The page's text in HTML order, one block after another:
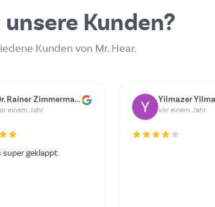
Kunden?
Kunden von Mr. Hear.
Berger
einem Jahr
war hervorragend
Günter Kunze
vor einem Jahr